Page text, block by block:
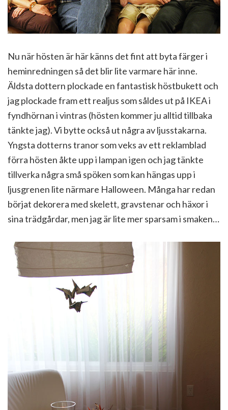
Nu när hösten är här känns det fint att byta färger i
heminredningen så det blir lite varmare här inne.
Äldsta dottern plockade en fantastisk höstbukett och
jag plockade fram ett realjus som såldes ut på IKEA i
fyndhörnan i vintras (hösten kommer ju alltid tillbaka
tänkte jag). Vi bytte också ut några av ljusstakarna.
Yngsta dotterns tranor som veks av ett reklamblad
förra hösten åkte upp i lampan igen och jag tänkte
tillverka några små spöken som kan hängas upp i
ljusgrenen lite närmare Halloween. Många har redan
börjat dekorera med skelett, gravstenar och häxor i
sina trädgårdar, men jag är lite mer sparsam i smaken…